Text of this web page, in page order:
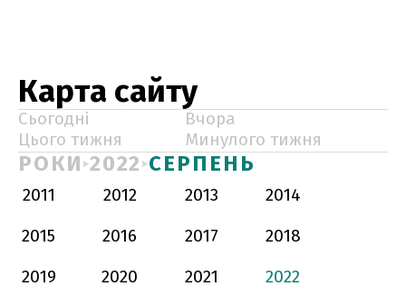
Карта сайту
Сьогодні
Вчора
Цього тижня
Минулого тижня
РОКИ 2022 СЕРПЕНЬ
2011 2012 2013
2014
2015
2016 2017
2018
2019
2020 2021
2022